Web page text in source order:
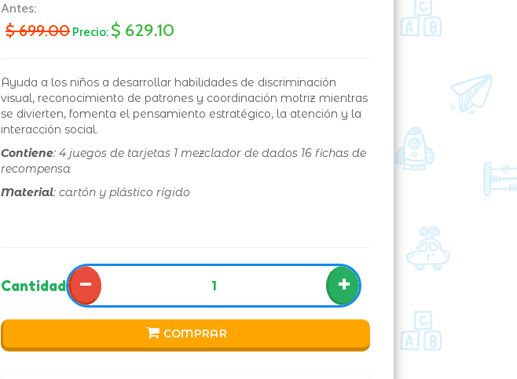
Antes:
$ 699.00 Precio: $ 629.10
Ayuda a los niños a desarrollar habilidades de discriminación
visual, reconocimiento de patrones y coordinación motriz mientras
se divierten, fomenta el pensamiento estratégico, la atención y la
interacción social.
Contiene: 4 juegos de tarjetas 1 mezclador de dados 16 fichas de
recompensa
Material: cartón y plástico rígido
Cantidad − +
COMPRAR